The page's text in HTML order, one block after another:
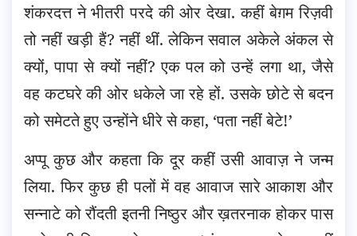
शंकरदत्त ने भीतरी परदे की ओर देखा. कहीं बेग़म रिज़वी
तो नहीं खड़ी हैं? नहीं थीं. लेकिन सवाल अकेले अंकल से
क्यों, पापा से क्यों नहीं? एक पल को उन्हें लगा था, जैसे
वह कटघरे की ओर धकेले जा रहे हों. उसके छोटे से बदन
को समेटते हुए उन्होंने धीरे से कहा, ‘पता नहीं बेटे!’
अप्पू कुछ और कहता कि दूर कहीं उसी आवाज़ ने जन्म
लिया. फिर कुछ ही पलों में वह आवाज सारे आकाश और
सन्नाटे को रौंदती इतनी निष्ठुर और ख़तरनाक होकर पास